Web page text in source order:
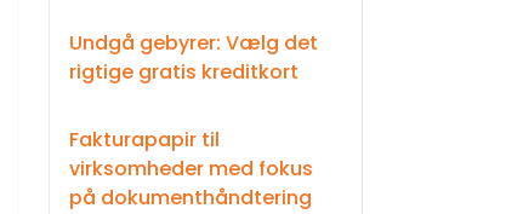
Undgå gebyrer: Vælg det
rigtige gratis kreditkort
Fakturapapir til
virksomheder med fokus
på dokumenthåndtering